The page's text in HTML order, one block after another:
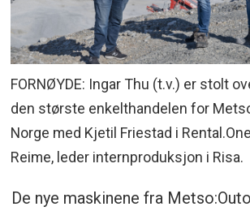
FORNØYDE: Ingar Thu (t.v.) er stolt
den største enkelthandelen for
Norge med Kjetil Friestad i
Reime, leder internproduksjon i Risa.
De nye maskinene fra